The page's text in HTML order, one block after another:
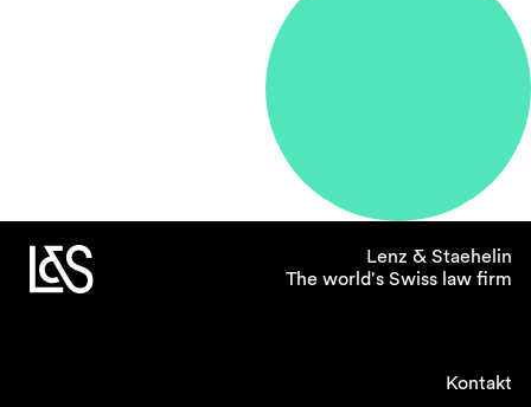
Lenz & Staehelin
The world's Swiss law firm
Kontakt